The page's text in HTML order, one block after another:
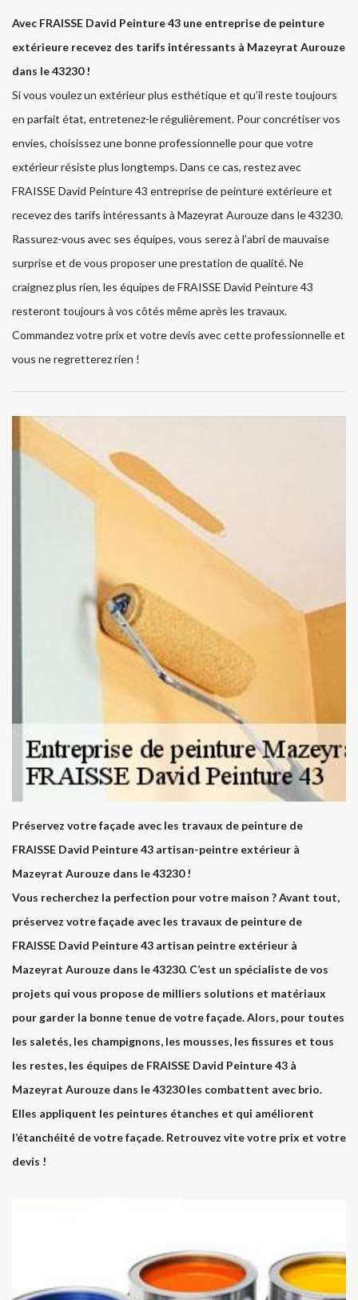
Avec FRAISSE David Peinture 43 une entreprise de peinture
extérieure recevez des tarifs intéressants à Mazeyrat Aurouze
dans le 43230 !
Si vous voulez un extérieur plus esthétique et qu’il reste toujours
en parfait état, entretenez-le régulièrement. Pour concrétiser vos
envies, choisissez une bonne professionnelle pour que votre
extérieur résiste plus longtemps. Dans ce cas, restez avec
FRAISSE David Peinture 43 entreprise de peinture extérieure et
recevez des tarifs intéressants à Mazeyrat Aurouze dans le 43230.
Rassurez-vous avec ses équipes, vous serez à l’abri de mauvaise
surprise et de vous proposer une prestation de qualité. Ne
craignez plus rien, les équipes de FRAISSE David Peinture 43
resteront toujours à vos côtés même après les travaux.
Commandez votre prix et votre devis avec cette professionnelle et
vous ne regretterez rien !
Préservez votre façade avec les travaux de peinture de
FRAISSE David Peinture 43 artisan-peintre extérieur à
Mazeyrat Aurouze dans le 43230 !
Vous recherchez la perfection pour votre maison ? Avant tout,
préservez votre façade avec les travaux de peinture de
FRAISSE David Peinture 43 artisan peintre extérieur à
Mazeyrat Aurouze dans le 43230. C’est un spécialiste de vos
projets qui vous propose de milliers solutions et matériaux
pour garder la bonne tenue de votre façade. Alors, pour toutes
les saletés, les champignons, les mousses, les fissures et tous
les restes, les équipes de FRAISSE David Peinture 43 à
Mazeyrat Aurouze dans le 43230 les combattent avec brio.
Elles appliquent les peintures étanches et qui améliorent
l’étanchéité de votre façade. Retrouvez vite votre prix et votre
devis !